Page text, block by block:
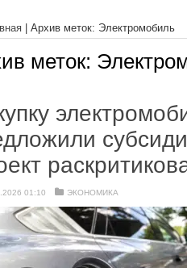
Архив меток: Электромобиль
меток:
01:10 ЭКОНОМИКА